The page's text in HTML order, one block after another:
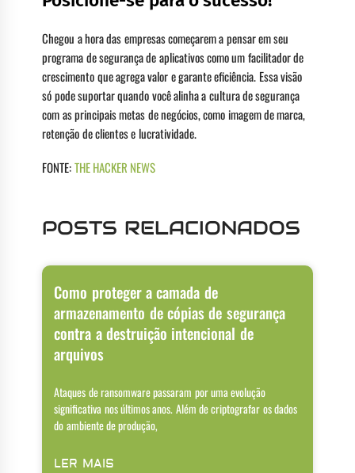
Chegou a hora das empresas começarem a pensar em seu
programa de segurança de aplicativos como um facilitador de
crescimento que agrega valor e garante eficiência. Essa visão
só pode suportar quando você alinha a cultura de segurança
com as principais metas de negócios, como imagem de marca,
retenção de clientes e lucratividade.
FONTE:THE HACKER NEWS
POSTS RELACIONADOS
Como proteger a camada de
armazenamento de cópias de segurança
contra a destruição intencional de
arquivos
Ataques de ransomware passaram por uma evolução
significativa nos últimos anos. Além de criptografar os dados
do ambiente de produção,
LER MAIS